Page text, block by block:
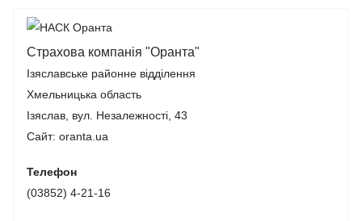
Страхова компанія "Оранта"
Ізяславське районне відділення
Хмельницька область
Ізяслав, вул. Незалежності, 43
Сайт: oranta.ua
Телефон
(03852) 4-21-16